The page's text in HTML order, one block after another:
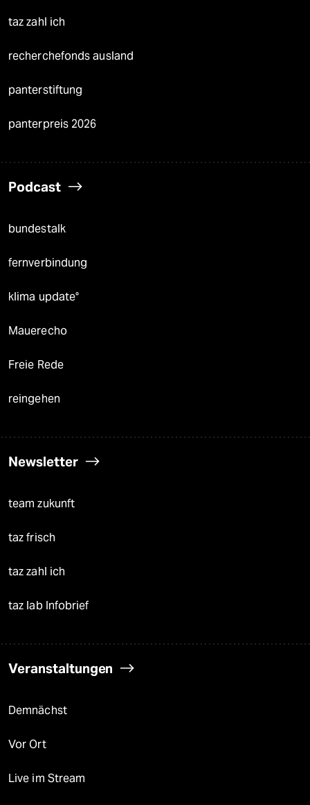
taz zahl ich
recherchefonds ausland
panterstiftung
panterpreis 2026
Podcast
bundestalk
fernverbindung
klima update°
Mauerecho
Freie Rede
reingehen
Newsletter
team zukunft
taz frisch
taz zahl ich
taz lab Infobrief
Veranstaltungen
Demnächst
Vor Ort
Live im Stream